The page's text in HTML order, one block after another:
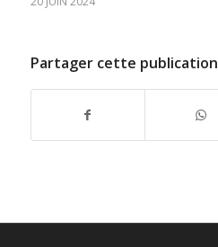
Partager cette publication